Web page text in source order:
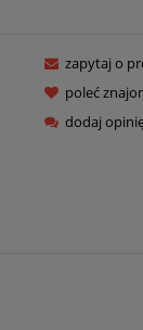
zapytaj o
poleć
dodaj